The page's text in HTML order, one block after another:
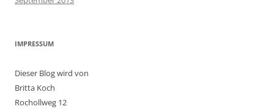
IMPRESSUM
Dieser Blog wird von
Britta Koch
Rochollweg 12